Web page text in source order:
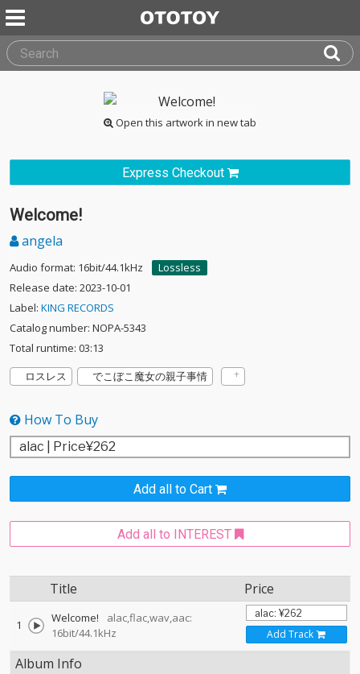
Open this artwork in new tab
Express Checkout
Welcome!
angela
Audio format: 16bit/44.1kHz
Lossless
Release date: 2023-10-01
Label: KING RECORDS
Catalog number: NOPA-5343
Total runtime: 03:13
ロスレス
でこぼこ魔女の親子事情
How To Buy
Add all to Cart
Add all to INTEREST
Title Price
1 Welcome!
alac,flac,wav,aac:
16bit/44.1kHz
Add Track
Album Info